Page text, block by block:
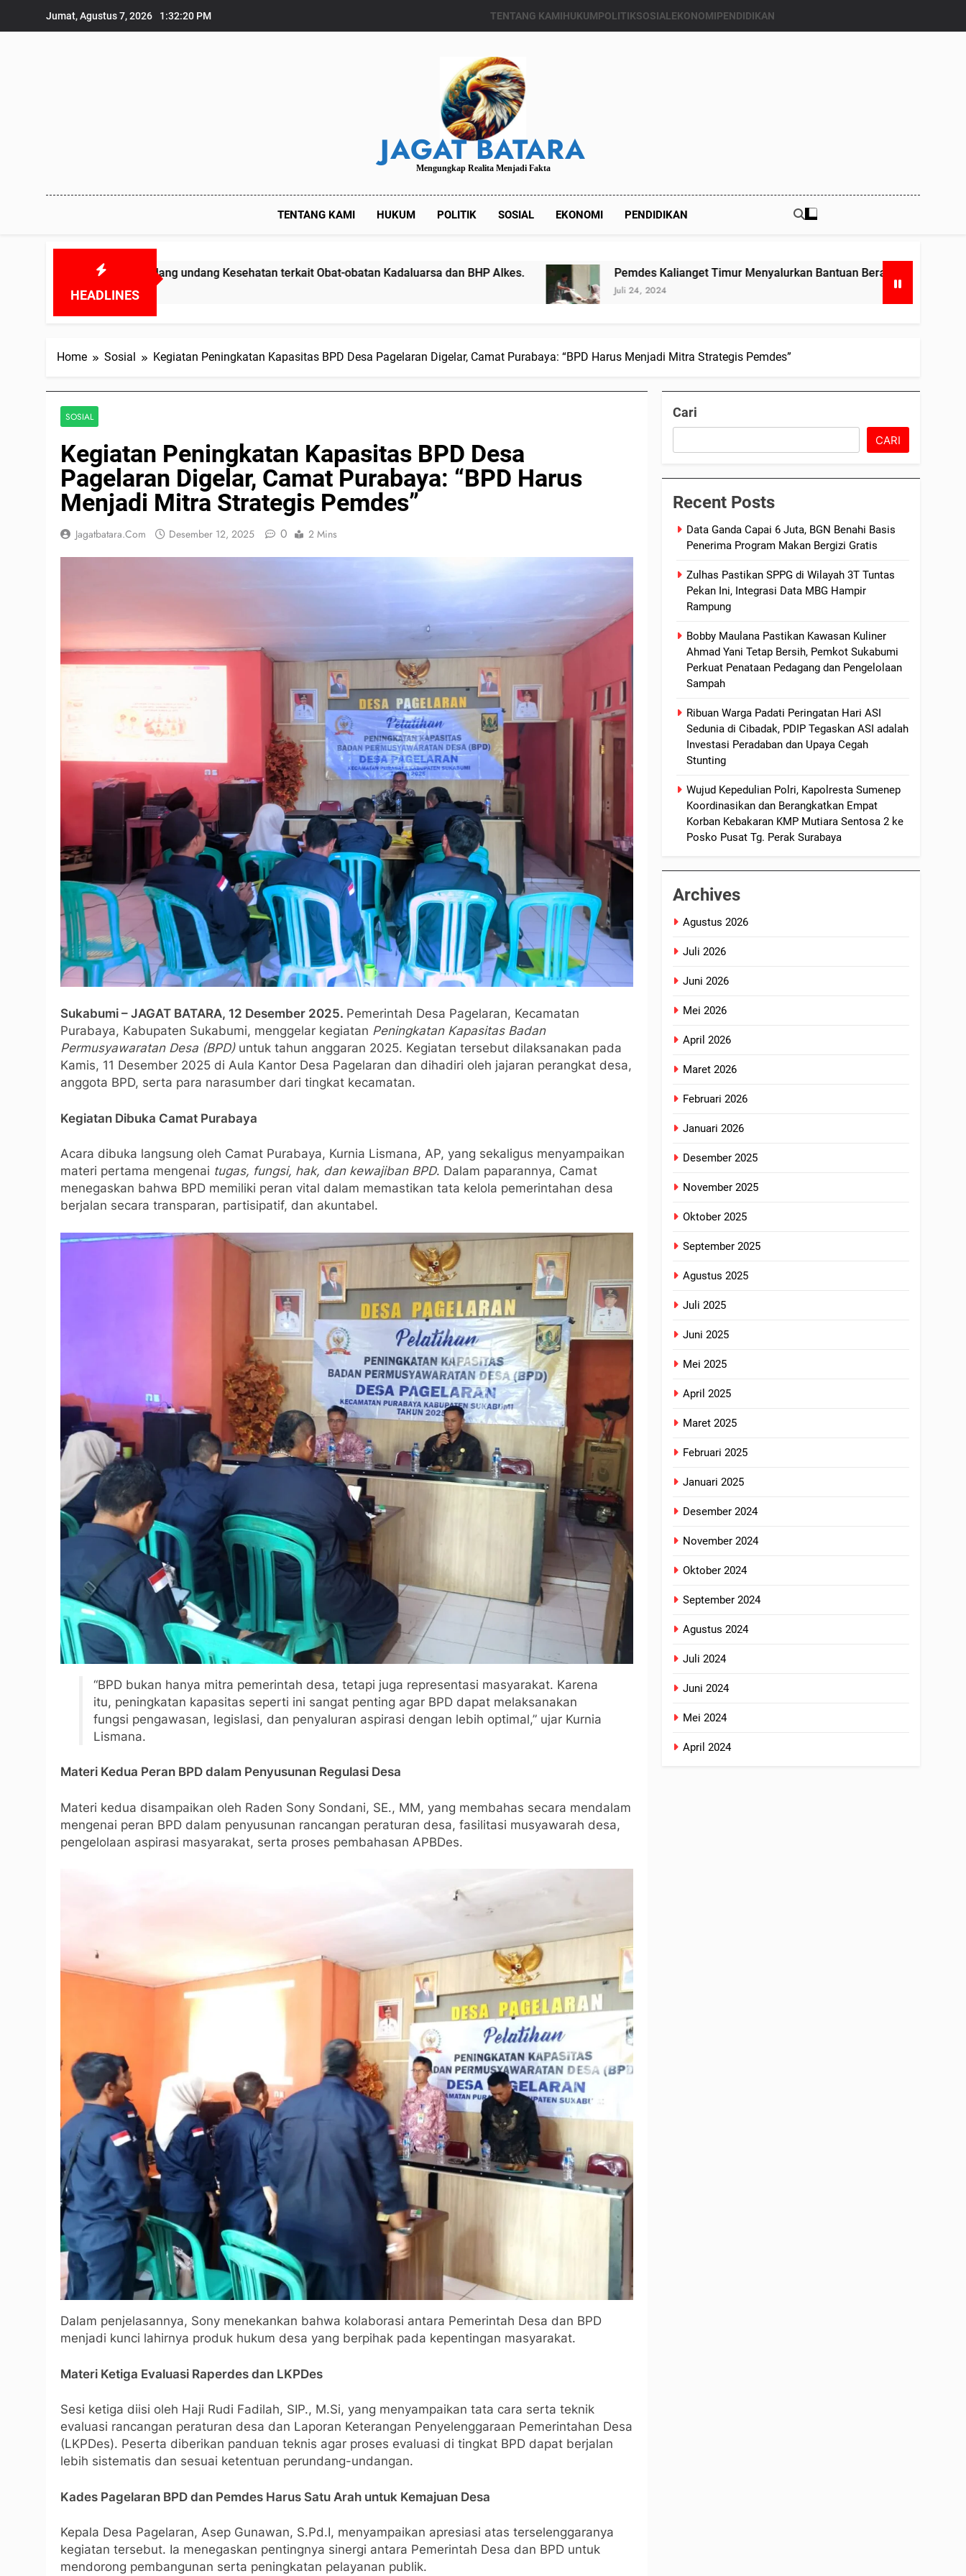
Jumat, Agustus 7, 2026 1:32:22 PM TENTANG KAMIHUKUMPOLITIKSOSIALEKONOMIPENDIDIKAN
JAGAT BATARA
Mengungkap Realita Menjadi Fakta
TENTANG KAMI HUKUM POLITIK SOSIAL EKONOMI PENDIDIKAN
HEADLINES
undang Kesehatan terkait Obat-obatan Kadaluarsa dan BHP Alkes. Pemdes Kalianget Timur Menyalurkan Bantuan Beras Bapang (Bantuan Pangan) ke Enam Kalinya.
Home Sosial Kegiatan Peningkatan Kapasitas BPD Desa Pagelaran Digelar, Camat Purabaya: “BPD Harus Menjadi Mitra Strategis Pemdes”
SOSIAL
Kegiatan Peningkatan Kapasitas BPD Desa
Pagelaran Digelar, Camat Purabaya: “BPD Harus
Menjadi Mitra Strategis Pemdes”
Jagatbatara.com Desember 12, 2025 0 2 Mins
Sukabumi – JAGAT BATARA, 12 Desember 2025. Pemerintah Desa Pagelaran, Kecamatan
Purabaya, Kabupaten Sukabumi, menggelar kegiatan Peningkatan Kapasitas Badan
Permusyawaratan Desa (BPD)untuk tahun anggaran 2025. Kegiatan tersebut dilaksanakan pada
Kamis, 11 Desember 2025 di Aula Kantor Desa Pagelaran dan dihadiri oleh jajaran perangkat desa,
anggota BPD, serta para narasumber dari tingkat kecamatan.
Kegiatan Dibuka Camat Purabaya
Acara dibuka langsung oleh Camat Purabaya, Kurnia Lismana, AP, yang sekaligus menyampaikan
materi pertama mengenai tugas, fungsi, hak, dan kewajiban BPD. Dalam paparannya, Camat
menegaskan bahwa BPD memiliki peran vital dalam memastikan tata kelola pemerintahan desa
berjalan secara transparan, partisipatif, dan akuntabel.
“BPD bukan hanya mitra pemerintah desa, tetapi juga representasi masyarakat. Karena
itu, peningkatan kapasitas seperti ini sangat penting agar BPD dapat melaksanakan
fungsi pengawasan, legislasi, dan penyaluran aspirasi dengan lebih optimal,” ujar Kurnia
Lismana.
Materi Kedua Peran BPD dalam Penyusunan Regulasi Desa
Materi kedua disampaikan oleh Raden Sony Sondani, SE., MM, yang membahas secara mendalam
mengenai peran BPD dalam penyusunan rancangan peraturan desa, fasilitasi musyawarah desa,
pengelolaan aspirasi masyarakat, serta proses pembahasan APBDes.
Dalam penjelasannya, Sony menekankan bahwa kolaborasi antara Pemerintah Desa dan BPD
menjadi kunci lahirnya produk hukum desa yang berpihak pada kepentingan masyarakat.
Materi Ketiga Evaluasi Raperdes dan LKPDes
Sesi ketiga diisi oleh Haji Rudi Fadilah, SIP., M.Si, yang menyampaikan tata cara serta teknik
evaluasi rancangan peraturan desa dan Laporan Keterangan Penyelenggaraan Pemerintahan Desa
(LKPDes). Peserta diberikan panduan teknis agar proses evaluasi di tingkat BPD dapat berjalan
lebih sistematis dan sesuai ketentuan perundang-undangan.
Kades Pagelaran BPD dan Pemdes Harus Satu Arah untuk Kemajuan Desa
Kepala Desa Pagelaran, Asep Gunawan, S.Pd.I, menyampaikan apresiasi atas terselenggaranya
kegiatan tersebut. Ia menegaskan pentingnya sinergi antara Pemerintah Desa dan BPD untuk
mendorong pembangunan serta peningkatan pelayanan publik.
Cari
CARI
Recent Posts
Data Ganda Capai 6 Juta, BGN Benahi Basis
Penerima Program Makan Bergizi Gratis
Zulhas Pastikan SPPG di Wilayah 3T Tuntas
Pekan Ini, Integrasi Data MBG Hampir
Rampung
Bobby Maulana Pastikan Kawasan Kuliner
Ahmad Yani Tetap Bersih, Pemkot Sukabumi
Perkuat Penataan Pedagang dan Pengelolaan
Sampah
Ribuan Warga Padati Peringatan Hari ASI
Sedunia di Cibadak, PDIP Tegaskan ASI adalah
Investasi Peradaban dan Upaya Cegah
Stunting
Wujud Kepedulian Polri, Kapolresta Sumenep
Koordinasikan dan Berangkatkan Empat
Korban Kebakaran KMP Mutiara Sentosa 2 ke
Posko Pusat Tg. Perak Surabaya
Archives
Agustus 2026
Juli 2026
Juni 2026
Mei 2026
April 2026
Maret 2026
Februari 2026
Januari 2026
Desember 2025
November 2025
Oktober 2025
September 2025
Agustus 2025
Juli 2025
Juni 2025
Mei 2025
April 2025
Maret 2025
Februari 2025
Januari 2025
Desember 2024
November 2024
Oktober 2024
September 2024
Agustus 2024
Juli 2024
Juni 2024
Mei 2024
April 2024